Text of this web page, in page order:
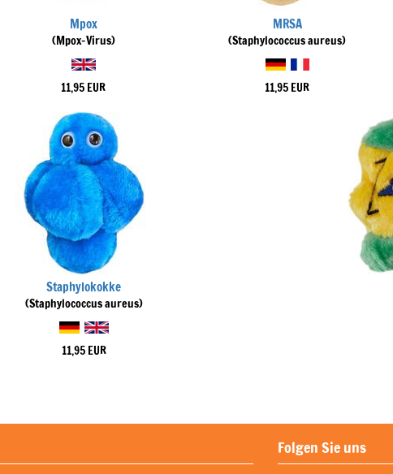
Mpox
(Mpox-Virus)
11,95 EUR
MRSA
(Staphylococcus aureus)
11,95 EUR
Staphylokokke
(Staphylococcus aureus)
11,95 EUR
Folgen Sie uns